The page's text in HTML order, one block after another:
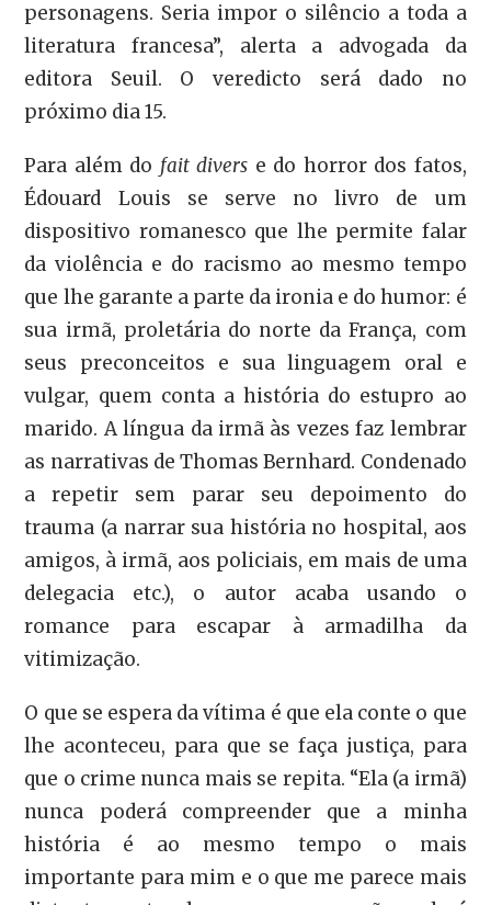
personagens. Seria impor o silêncio a toda a
literatura francesa”, alerta a advogada da
editora Seuil. O veredicto será dado no
próximo dia 15.
Para além do fait divers e do horror dos fatos,
Édouard Louis se serve no livro de um
dispositivo romanesco que lhe permite falar
da violência e do racismo ao mesmo tempo
que lhe garante a parte da ironia e do humor: é
sua irmã, proletária do norte da França, com
seus preconceitos e sua linguagem oral e
vulgar, quem conta a história do estupro ao
marido. A língua da irmã às vezes faz lembrar
as narrativas de Thomas Bernhard. Condenado
a repetir sem parar seu depoimento do
trauma (a narrar sua história no hospital, aos
amigos, à irmã, aos policiais, em mais de uma
delegacia etc.), o autor acaba usando o
romance para escapar à armadilha da
vitimização.
O que se espera da vítima é que ela conte o que
lhe aconteceu, para que se faça justiça, para
que o crime nunca mais se repita. “Ela (a irmã)
nunca poderá compreender que a minha
história é ao mesmo tempo o mais
importante para mim e o que me parece mais